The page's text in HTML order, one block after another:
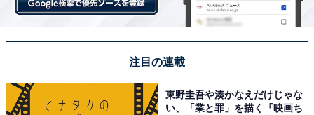
1位にランクインしたのは、「Kis-My-Ft2」の藤ヶ谷太輔
さんです。増田さんと同日に事務所のオーディションを
受けており、「Kis-My-Ft2」の前身グループである
注目の連載
東野圭吾や湊かなえだけじゃな
い、「業と罪」を描く『映画ち